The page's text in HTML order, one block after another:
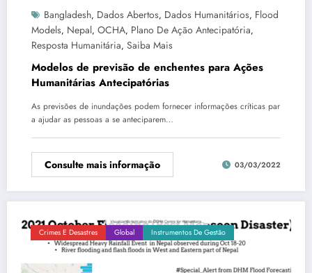
Bangladesh, Dados Abertos, Dados Humanitários, Flood
Models, Nepal, OCHA, Plano De Ação Antecipatória,
Resposta Humanitária, Saiba Mais
Modelos de previsão de enchentes para Ações
Humanitárias Antecipatórias
As previsões de inundações podem fornecer informações críticas par
a ajudar as pessoas a se anteciparem…
Consulte mais informação 03/03/2022
Crimes E Desastres Global Instrumentos De Gestão